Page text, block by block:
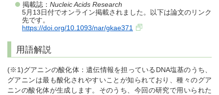
掲載誌： Nucleic Acids Research
5月13日付でオンライン掲載されました。以下は論文のリンク
先です。
https://doi.org/10.1093/nar/gkae371
用語解説
(※1)グアニンの酸化体：遺伝情報を担っているDNA塩基のうち、
グアニンは最も酸化されやすいことが知られており、種々のグア
ニンの酸化体が生成します。そのうち、今回の研究で用いられた